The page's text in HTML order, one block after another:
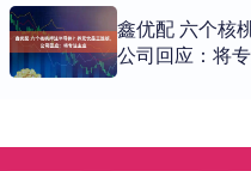
鑫优配 六个核
公司回应：将